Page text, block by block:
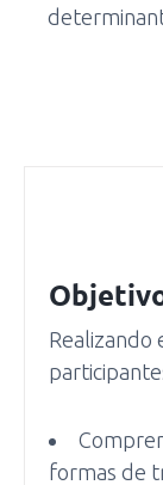
Realizando
formas de